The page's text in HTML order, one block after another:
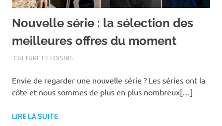
Nouvelle série : la sélection des
meilleures offres du moment
SEPTEMBRE 10, 2019
ASSOEDH
CULTURE ET LOISIRS
Envie de regarder une nouvelle série ? Les séries ont la
côte et nous sommes de plus en plus nombreux[…]
LIRE LA SUITE